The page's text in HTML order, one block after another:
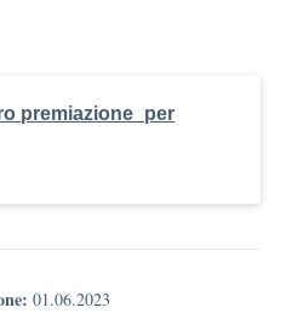
premiazione_per
01.06.2023